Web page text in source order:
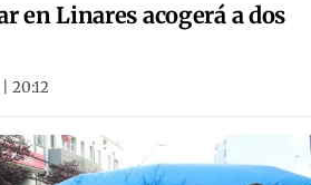
en Linares acogerá a dos
20:12